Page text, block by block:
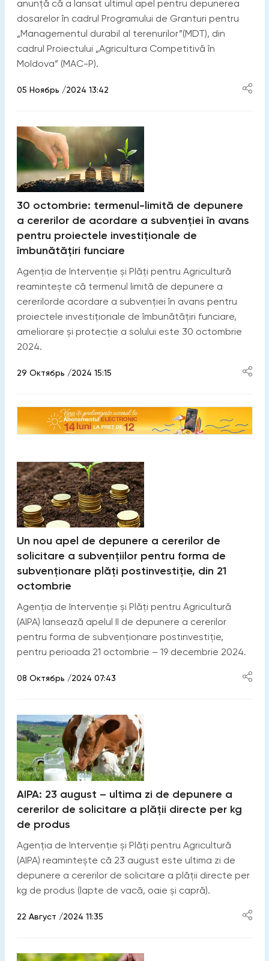
anunță că a lansat ultimul apel pentru depunerea
dosarelor în cadrul Programului de Granturi pentru
„Managementul durabil al terenurilor”(MDT), din
cadrul Proiectului „Agricultura Competitivă în
Moldova” (MAC-P).
05 Ноябрь /2024 13:42
30 octombrie: termenul-limită de depunere
a cererilor de acordare a subvenției în avans
pentru proiectele investiționale de
îmbunătățiri funciare
Agenția de Intervenție și Plăți pentru Agricultură
reamintește că termenul limită de depunere a
cererilorde acordare a subvenției în avans pentru
proiectele investiționale de îmbunătățiri funciare,
ameliorare și protecție a solului este 30 octombrie
2024.
29 Октябрь /2024 15:15
Un nou apel de depunere a cererilor de
solicitare a subvențiilor pentru forma de
subvenționare plăți postinvestiție, din 21
octombrie
Agenția de Intervenție și Plăți pentru Agricultură
(AIPA) lansează apelul II de depunere a cererilor
pentru forma de subvenționare postinvestiție,
pentru perioada 21 octombrie – 19 decembrie 2024.
08 Октябрь /2024 07:43
AIPA: 23 august – ultima zi de depunere a
cererilor de solicitare a plății directe per kg
de produs
Agenția de Intervenție și Plăți pentru Agricultură
(AIPA) reamintește că 23 august este ultima zi de
depunere a cererilor de solicitare a plății directe per
kg de produs (lapte de vacă, oaie și capră).
22 Август /2024 11:35